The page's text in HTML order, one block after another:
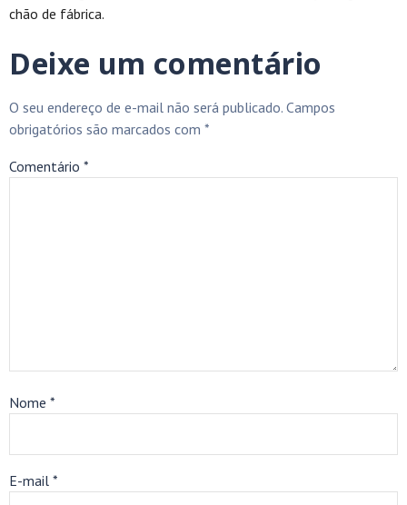
chão de fábrica.
Deixe um comentário
O seu endereço de e-mail não será publicado. Campos
obrigatórios são marcados com *
Comentário *
Nome *
E-mail *